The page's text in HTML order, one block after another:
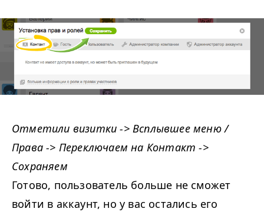
Отметили визитки -> Всплывшее меню /
Права -> Переключаем на Контакт ->
Сохраняем
Готово, пользователь больше не сможет
войти в аккаунт, но у вас остались его